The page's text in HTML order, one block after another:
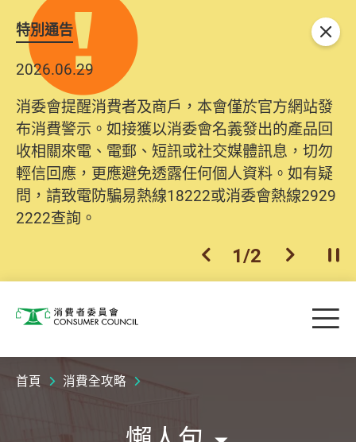
特別通告
2026.06.29
消委會提醒消費者及商戶，本會僅於官方網站發
布消費警示。如接獲以消委會名義發出的產品回
收相關來電、電郵、短訊或社交媒體訊息，切勿
輕信回應，更應避免透露任何個人資料。如有疑
問，請致電防騙易熱線18222或消委會熱線2929
2222查詢。
上一個
1/2 下一個開
關閉
消費者委員會 目
首頁 消費全攻略